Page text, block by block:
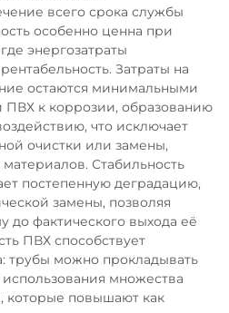
всего срока службы
особенно ценна при
энергозатраты
Затраты на
остаются минимальными
ПВХ к коррозии, образованию
что исключает
очистки или замены,
Стабильность
постепенную деградацию,
замены, позволяя
до фактического выхода её
ПВХ способствует
трубы можно прокладывать
множества
которые повышают как